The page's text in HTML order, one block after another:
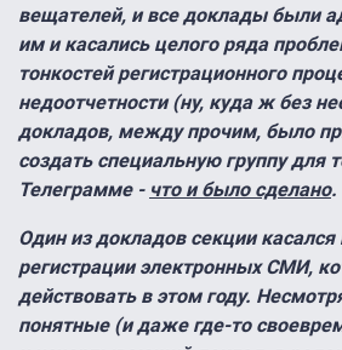
вещателей, и все доклады были
им и касались целого ряда
тонкостей регистрационного
недоотчетности (ну, куда ж без
докладов, между прочим, было
создать специальную группу для
Телеграмме - что и было сделано.
Один из докладов секции
регистрации электронных СМИ,
действовать в этом году.
понятные (и даже где-то